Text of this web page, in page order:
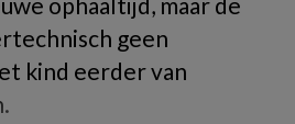
geen
kind eerder van